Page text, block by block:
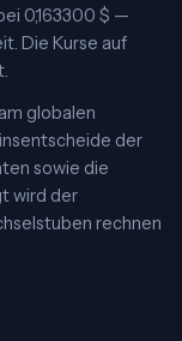
0,163300 $ —
Die Kurse auf
globalen
der
sowie die
wird der
rechnen